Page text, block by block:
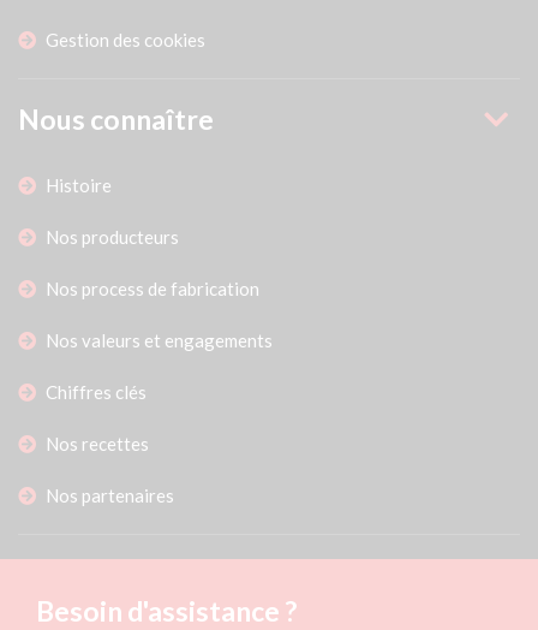
Gestion des cookies
Nous connaître
Histoire
Nos producteurs
Nos process de fabrication
Nos valeurs et engagements
Chiffres clés
Nos recettes
Nos partenaires
Besoin d'assistance ?